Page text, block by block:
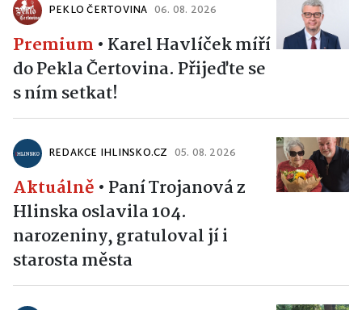
PEKLO ČERTOVINA 06. 08. 2026
Premium • Karel Havlíček míří
do Pekla Čertovina. Přijeďte se
s ním setkat!
REDAKCE IHLINSKO.CZ 05. 08. 2026
Aktuálně • Paní Trojanová z
Hlinska oslavila 104.
narozeniny, gratuloval jí i
starosta města